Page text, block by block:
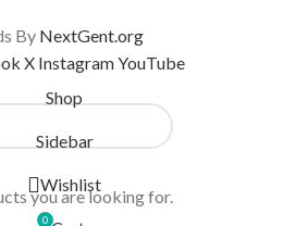
By NextGent.org
you are looking for.
X InstagramYouTube
Shop
Sidebar
Wishlist
0